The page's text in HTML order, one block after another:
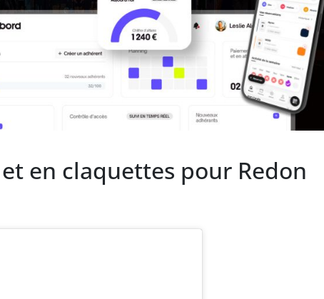
en claquettes pour Redon